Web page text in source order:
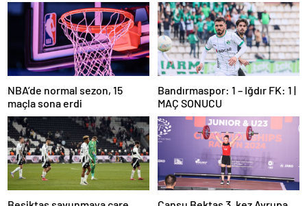
NBA’de normal sezon, 15
maçla sona erdi
Bandırmaspor: 1 – Iğdır FK: 1 |
MAÇ SONUCU